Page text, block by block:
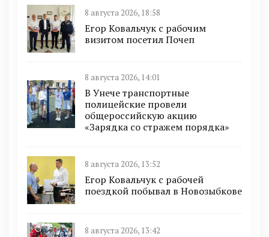
8 августа 2026, 18:58
Егор Ковальчук с рабочим
визитом посетил Почеп
8 августа 2026, 14:01
В Унече транспортные
полицейские провели
общероссийскую акцию
«Зарядка со стражем порядка»
8 августа 2026, 13:52
Егор Ковальчук с рабочей
поездкой побывал в Новозыбкове
8 августа 2026, 13:42